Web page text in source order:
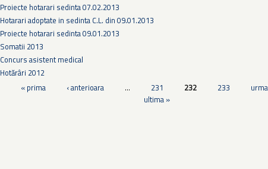
Proiecte hotarari sedinta 07.02.2013
Hotarari adoptate in sedinta C.L. din 09.01.2013
Proiecte hotarari sedinta 09.01.2013
Somatii 2013
Concurs asistent medical
Hotărâri 2012
Pagini
« prima ‹ anterioara … 231 232 233
ultima »